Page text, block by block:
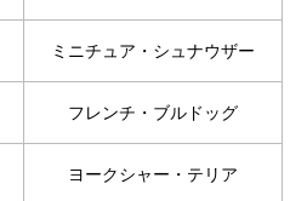
ミニチュア・シュナウザー
フレンチ・ブルドッグ
ヨークシャー・テリア